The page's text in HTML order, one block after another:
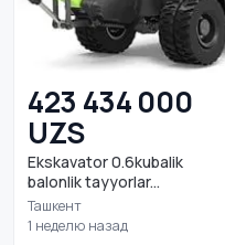
423 434 000
UZS
Ekskavator 0.6kubalik
balonlik tayyorlar...
Ташкент
1 неделю назад